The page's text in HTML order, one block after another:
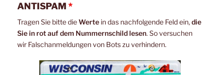
ANTISPAM*
Tragen Sie bitte dieWerte in das nachfolgende Feld ein,die
Sie in rot auf dem Nummernschild lesen. So versuchen
wir Falschanmeldungen von Bots zu verhindern.